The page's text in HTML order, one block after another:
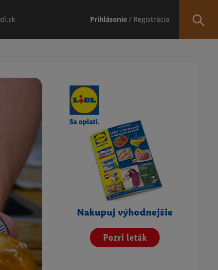
Prihlásenie / Registrácia
Obsah bočného panela